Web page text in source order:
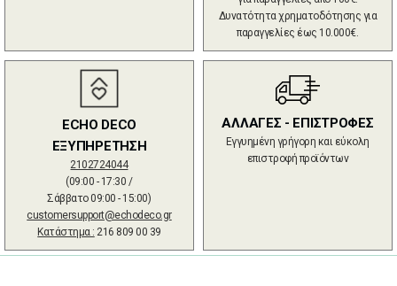
Δυνατότητα χρηματοδότησης για
παραγγελίες έως 10.000€.
ECHO DECO
ΕΞΥΠΗΡΕΤΗΣΗ
2102724044
(09:00 - 17:30 /
Σάββατο 09:00 - 15:00)
customersupport@echodeco.gr
Κατάστημα : 216 809 00 39
ΑΛΛΑΓΕΣ - ΕΠΙΣΤΡΟΦΕΣ
Εγγυημένη γρήγορη και εύκολη
επιστροφή προϊόντων